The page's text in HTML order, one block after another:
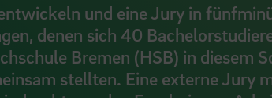
und eine Jury in
denen sich 40
Bremen (HSB) in diesem
stellten. Eine externe Jury